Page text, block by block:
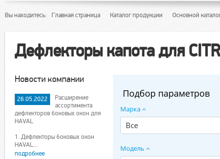
Вы находитесь: Главная страница Каталог продукции Основной
Дефлекторы капота для
Новости компании
26.05.2022
Расширение
ассортимента
дефлекторов боковых окон для
HAVAL
1. Дефлекторы боковых окон
HAVAL...
подробнее
Подбор параметров
Марка
Все
Модель